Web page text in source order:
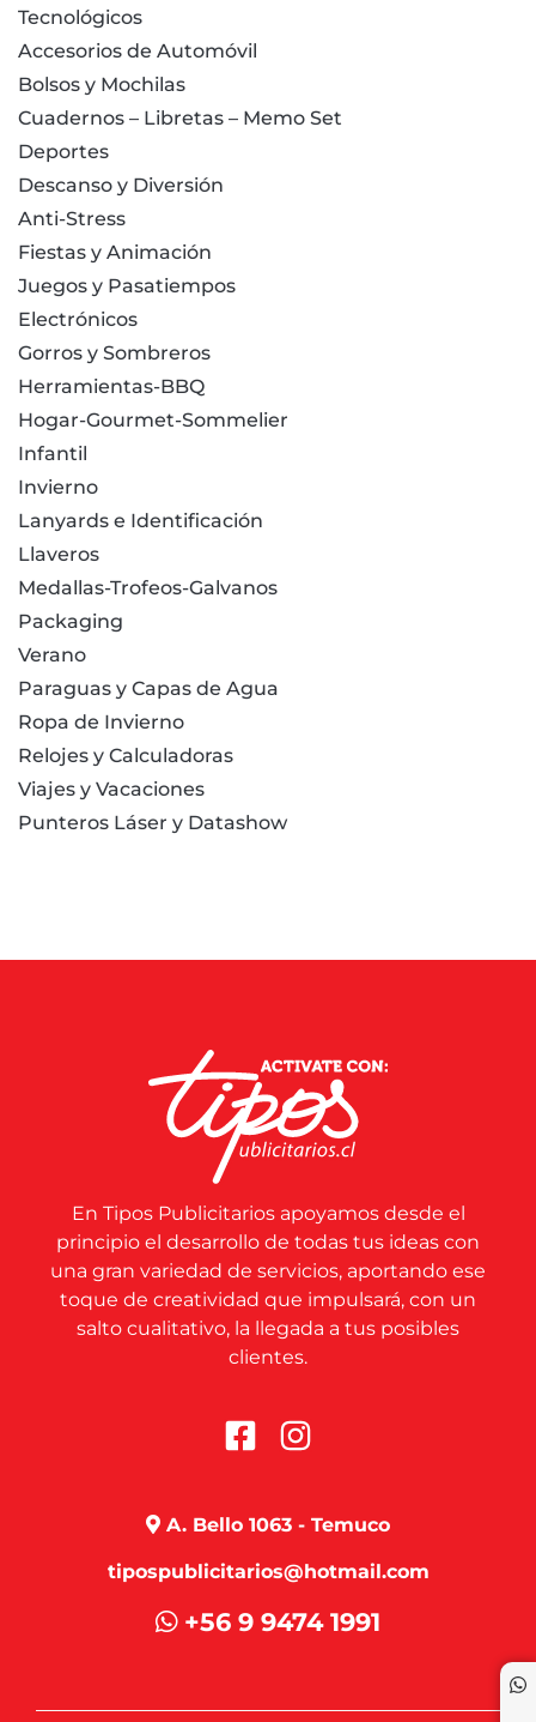
Tecnológicos
Accesorios de Automóvil
Bolsos y Mochilas
Cuadernos – Libretas – Memo Set
Deportes
Descanso y Diversión
Anti-Stress
Fiestas y Animación
Juegos y Pasatiempos
Electrónicos
Gorros y Sombreros
Herramientas-BBQ
Hogar-Gourmet-Sommelier
Infantil
Invierno
Lanyards e Identificación
Llaveros
Medallas-Trofeos-Galvanos
Packaging
Verano
Paraguas y Capas de Agua
Ropa de Invierno
Relojes y Calculadoras
Viajes y Vacaciones
Punteros Láser y Datashow
En Tipos Publicitarios apoyamos desde el
principio el desarrollo de todas tus ideas con
una gran variedad de servicios, aportando ese
toque de creatividad que impulsará, con un
salto cualitativo, la llegada a tus posibles
clientes.
A. Bello 1063 - Temuco
tipospublicitarios@hotmail.com
+56 9 9474 1991